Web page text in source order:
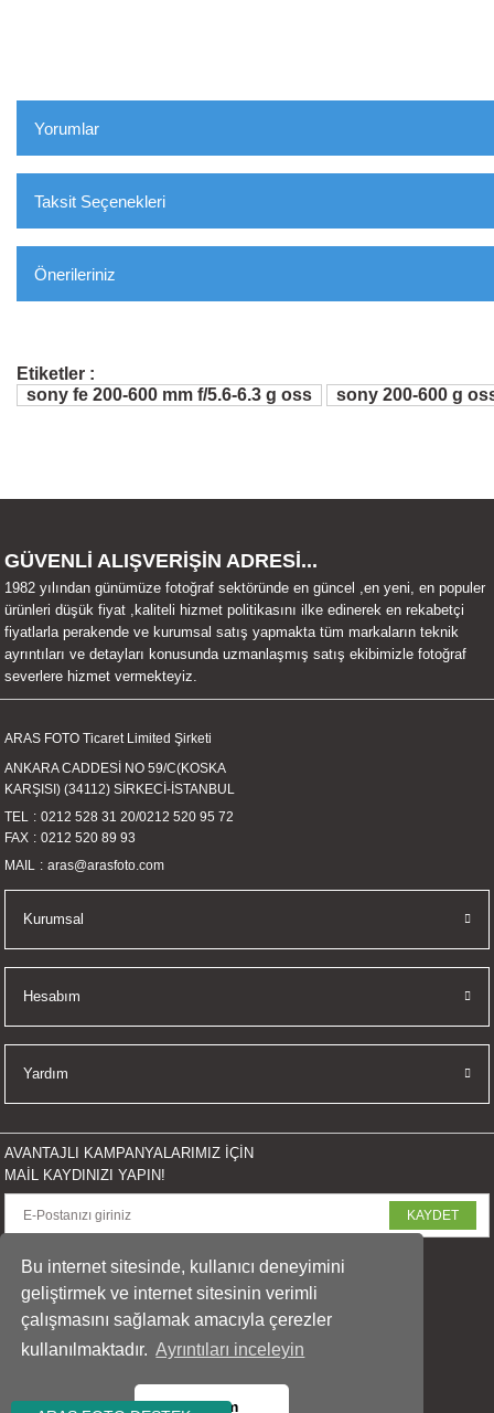
Bu internet sitesinde, kullanıcı deneyimini
geliştirmek ve internet sitesinin verimli
çalışmasını sağlamak amacıyla çerezler
kullanılmaktadır. Ayrıntıları inceleyin
Tamam
20 X 8 X 7 "
Yorumlar
Taksit Seçenekleri
Önerileriniz
Kullanarak Tarafımıza Iletebilirsiniz.
Görüş Ve Önerileriniz Için Teşekkür Ederiz.
Ürün Bilgilerinde Hatalar Bulunuyor.
Ürün Fiyatı Diğer Sitelerden Daha Pahalı.
Bu Ürüne Benzer Farklı Alternatifler Olmalı.
Etiketler :
sony fe 200-600 mm f/5.6-6.3 g oss
sony 200-600 g
GÜVENLİ ALIŞVERİŞİN ADRESİ...
1982 yılından günümüze fotoğraf sektöründe en güncel ,en yeni, en populer
ürünleri düşük fiyat ,kaliteli hizmet politikasını ilke edinerek en rekabetçi
fiyatlarla perakende ve kurumsal satış yapmakta tüm markaların teknik
ayrıntıları ve detayları konusunda uzmanlaşmış satış ekibimizle fotoğraf
severlere hizmet vermekteyiz.
ARAS FOTO Ticaret Limited Şirketi
ANKARA CADDESİ NO 59/C(KOSKA
KARŞISI) (34112) SİRKECİ-İSTANBUL
TEL
0212 528 31 20/0212 520 95 72
FAX
0212 520 89 93
MAIL
aras@arasfoto.com
Kurumsal
Hesabım
Yardım
AVANTAJLI KAMPANYALARIMIZ İÇİN
MAİL KAYDINIZI YAPIN!
KAYDET
SOSYAL MEDYADA PAYLAŞ